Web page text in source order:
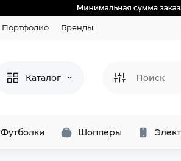
Портфолио Бренды
Каталог
Футболки Шопперы